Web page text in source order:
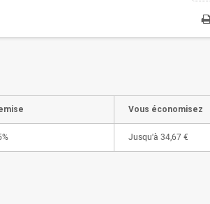
Vous économisez
Jusqu'à 34,67 €